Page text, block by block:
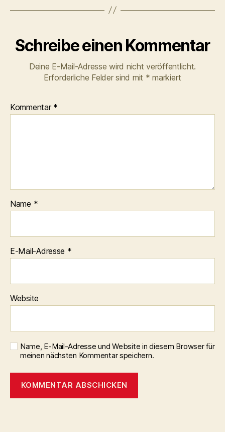
Schreibe einen Kommentar
Deine E-Mail-Adresse wird nicht veröffentlicht.
Erforderliche Felder sind mit * markiert
Kommentar *
Name *
E-Mail-Adresse *
Website
Name, E-Mail-Adresse und Website in diesem Browser für
meinen nächsten Kommentar speichern.